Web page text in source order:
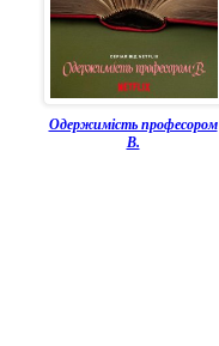
Одержимість професором
В.